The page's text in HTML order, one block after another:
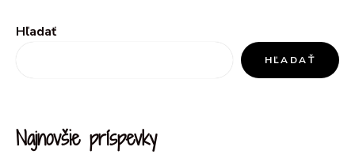
Hľadať
HĽADAŤ
Najnovšie príspevky